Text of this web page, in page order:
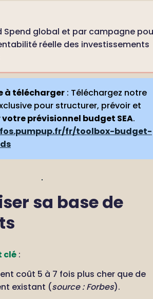
Spend global et par campagne
réelle des investissements
à télécharger : Téléchargez notre
prévisionnel budget SEA.
fr/toolbox-budget-
sa base de
clé :
coût 5 à 7 fois plus cher que de
existant (source : Forbes).